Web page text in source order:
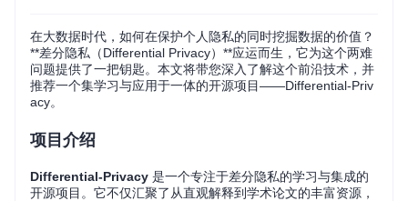
在大数据时代，如何在保护个人隐私的同时挖掘数据的价值？
**差分隐私（Differential Privacy）**应运而生，它为这个两难
问题提供了一把钥匙。本文将带您深入了解这个前沿技术，并
推荐一个集学习与应用于一体的开源项目——Differential-Priv
acy。
项目介绍
Differential-Privacy 是一个专注于差分隐私的学习与集成的
开源项目。它不仅汇聚了从直观解释到学术论文的丰富资源，